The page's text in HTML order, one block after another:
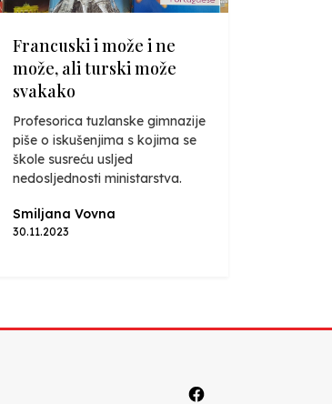
Francuski i može i ne
može, ali turski može
svakako
Profesorica tuzlanske gimnazije
piše o iskušenjima s kojima se
škole susreću usljed
nedosljednosti ministarstva.
Smiljana Vovna
30.11.2023